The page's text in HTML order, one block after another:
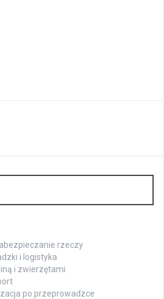
rzeczy
i logistyka
i zwierzętami
po przeprowadzce